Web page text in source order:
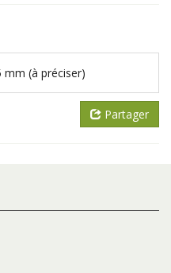
mm (à préciser)
Partager